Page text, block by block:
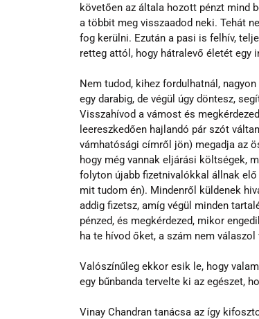
követően az általa hozott pénzt mind
a többit meg visszaadod neki. Tehát
fog kerülni. Ezután a pasi is felhív,
retteg attól, hogy hátralevő életét egy
Nem tudod, kihez fordulhatnál,
egy darabig, de végül úgy döntesz,
Visszahívod a vámost és
leereszkedően hajlandó pár szót
vámhatósági címről jön) megadja az
hogy még vannak eljárási költségek,
folyton újabb fizetnivalókkal állnak
mit tudom én). Mindenről küldenek
addig fizetsz, amíg végül minden
pénzed, és megkérdezed, mikor
ha te hívod őket, a szám nem
Valószínűleg ekkor esik le, hogy
egy bűnbanda tervelte ki az egészet,
Vinay Chandran tanácsa az így